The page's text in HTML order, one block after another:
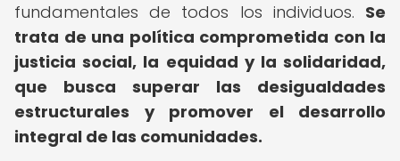
fundamentales de todos los individuos. Se
trata de una política comprometida con la
justicia social, la equidad y la solidaridad,
que busca superar las desigualdades
estructurales y promover el desarrollo
integral de las comunidades.